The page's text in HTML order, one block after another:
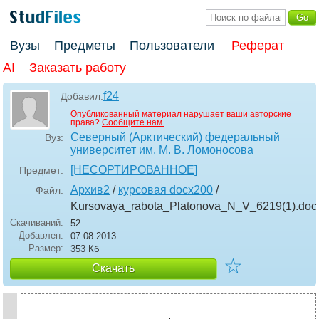
Вузы Предметы Пользователи
Реферат
AI
Заказать работу
Добавил:f24
Опубликованный материал нарушает ваши авторские
права? Сообщите нам.
Вуз:
Северный (Арктический) федеральный
университет им. М. В. Ломоносова
Предмет: [НЕСОРТИРОВАННОЕ]
Файл: Архив2 / курсовая docx200 /
Kursovaya_rabota_Platonova_N_V_6219(1)
Скачиваний:
52
Добавлен:
07.08.2013
Размер:
353 Кб
Скачать ☆